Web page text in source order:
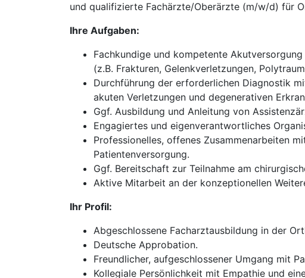
und qualifizierte Fachärzte/Oberärzte (m/w/d) für
Ihre Aufgaben:
Fachkundige und kompetente
(z.B. Frakturen, Gelenkverletzungen,
Durchführung der erforderlichen Diagnostik
akuten Verletzungen und degenerativen
Ggf. Ausbildung und Anleitung von
Engagiertes und eigenverantwortliches
Professionelles, offenes Zusammenarbeiten
Patientenversorgung.
Ggf. Bereitschaft zur Teilnahme am
Aktive Mitarbeit an der konzeptionellen
Ihr Profil:
Abgeschlossene Facharztausbildung in der
Deutsche Approbation.
Freundlicher, aufgeschlossener Umgang mit
Kollegiale Persönlichkeit mit Empathie und